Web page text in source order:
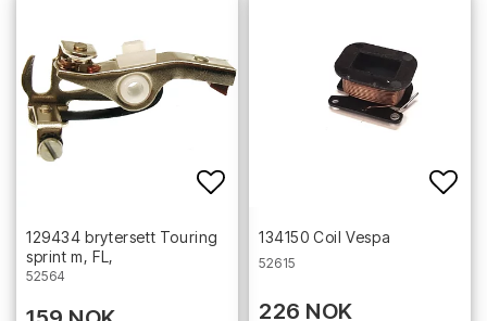
Add to list of favorites
129434 brytersett Touring
sprint m, FL,
52564
134150 Coil Vespa
52615
226 NOK